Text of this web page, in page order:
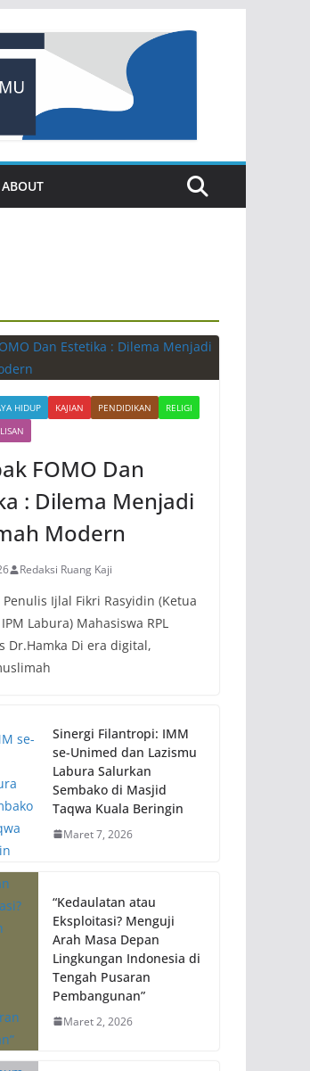
ABOUT
HIDUP KAJIAN PENDIDIKAN
RELIGI
FOMO Dan
: Dilema Menjadi
Modern
Redaksi Ruang Kaji
Penulis Ijlal Fikri Rasyidin (Ketua
Labura) Mahasiswa RPL
Dr.Hamka Di era digital,
Sinergi Filantropi: IMM
se-Unimed dan Lazismu
Labura Salurkan
Sembako di Masjid
Taqwa Kuala Beringin
Maret 7, 2026
“Kedaulatan atau
Eksploitasi? Menguji
Arah Masa Depan
Lingkungan Indonesia di
Tengah Pusaran
Pembangunan”
Maret 2, 2026